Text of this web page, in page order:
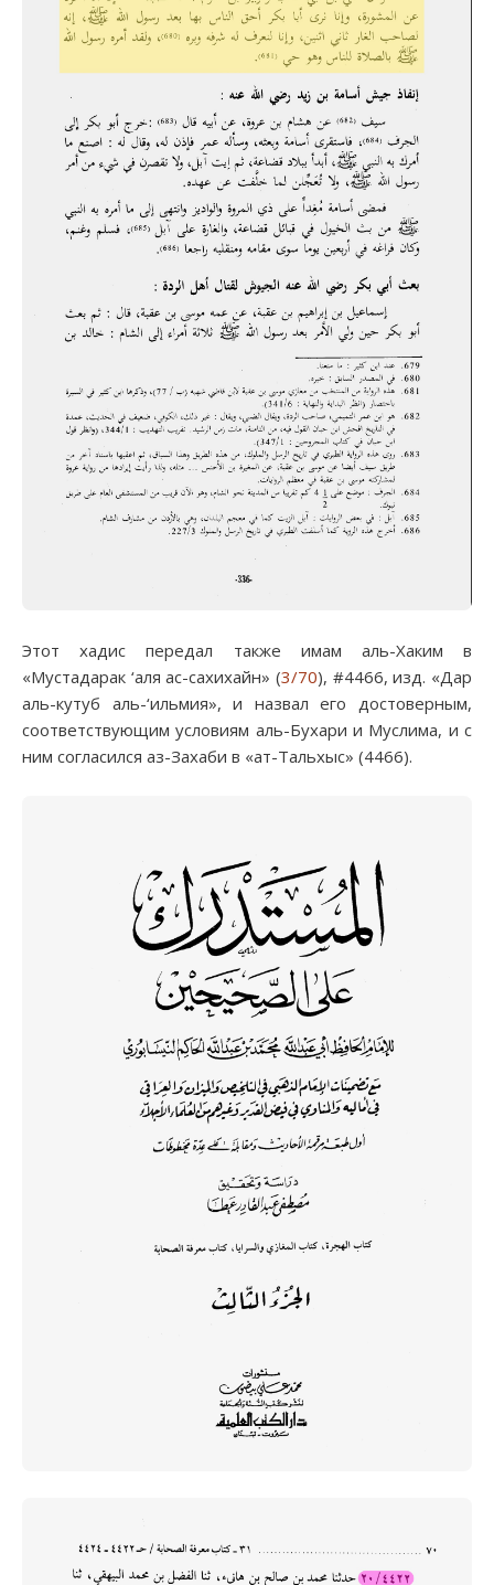
Этот хадис передал также имам аль-Хаким в
«Мустадарак ‘аля ас-сахихайн» (3/70), #4466, изд. «Дар
аль-кутуб аль-‘ильмия», и назвал его достоверным,
соответствующим условиям аль-Бухари и Муслима, и с
ним согласился аз-Захаби в «ат-Тальхыс» (4466).